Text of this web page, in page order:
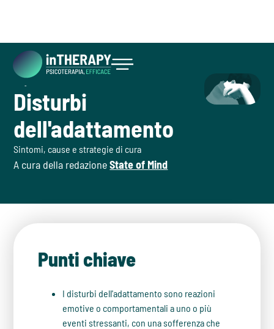
Inizia ora
August 4, 2026
Disturbi
dell'adattamento
Sintomi, cause e strategie di cura
A cura della redazioneState of Mind
Punti chiave
I disturbi dell'adattamento sono reazioni
emotive o comportamentali a uno o più
eventi stressanti, con una sofferenza che